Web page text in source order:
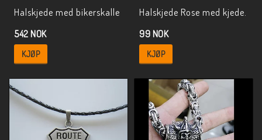
Halskjede med bikerskalle
542 NOK
KJØP
Halskjede Rose med kjede.
99 NOK
KJØP